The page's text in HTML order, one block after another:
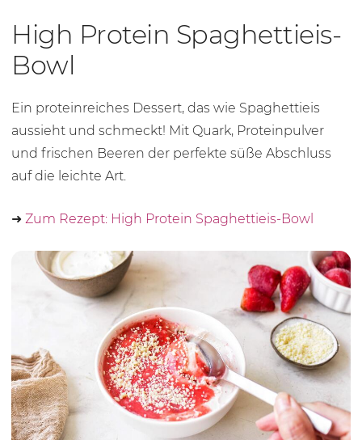
High Protein Spaghettieis-
Bowl
Ein proteinreiches Dessert, das wie Spaghettieis
aussieht und schmeckt! Mit Quark, Proteinpulver
und frischen Beeren der perfekte süße Abschluss
auf die leichte Art.
➜ Zum Rezept: High Protein Spaghettieis-Bowl